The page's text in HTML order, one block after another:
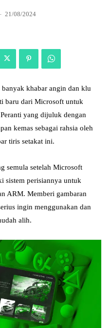
21/08/2024
khabar angin dan klu
baru dari Microsoft untuk
yang dijuluk dengan
kemas sebagai rahsia oleh
tiris setakat ini.
semula setelah Microsoft
sistem perisiannya untuk
ARM. Memberi gambaran
ingin menggunakan dan
alih.